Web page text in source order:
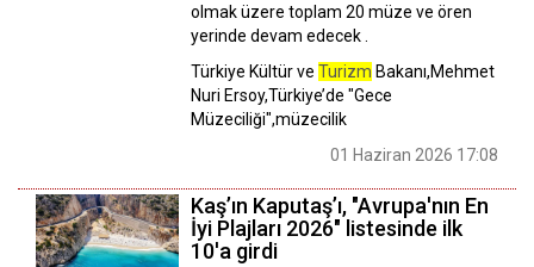
olmak üzere toplam 20 müze ve ören
yerinde devam edecek .
Türkiye Kültür ve Turizm Bakanı,Mehmet
Nuri Ersoy,Türkiye’de "Gece
Müzeciliği",müzecilik
01 Haziran 2026 17:08
Kaş’ın Kaputaş’ı, "Avrupa'nın En
İyi Plajları 2026" listesinde ilk
10'a girdi